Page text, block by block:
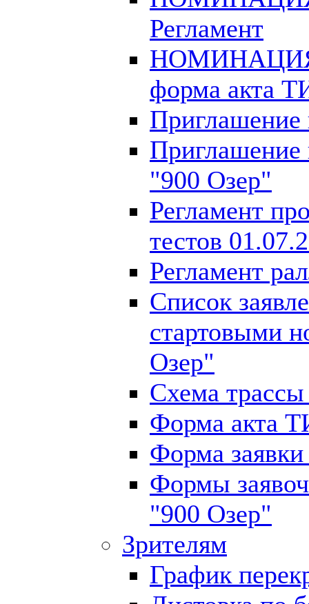
Регламент
форма акта
Приглашение
Приглашение
"900 Озер"
Регламент
тестов
Регламент
Список
стартовыми
Озер"
Схема
Форма акта
Форма
Формы
"900 Озер"
Зрителям
График